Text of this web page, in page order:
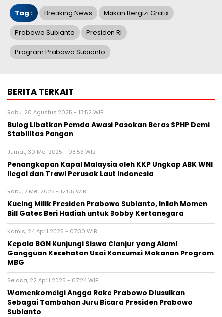
Tag : Breaking News Makan Bergizi Gratis
Prabowo Subianto Presiden RI
Program Prabowo Subianto
BERITA TERKAIT
Rabu, 20 Agustus 2025 - 13:52 WIB
Bulog Libatkan Pemda Awasi Pasokan Beras SPHP Demi
Stabilitas Pangan
Jumat, 30 Mei 2025 - 08:53 WIB
Penangkapan Kapal Malaysia oleh KKP Ungkap ABK WNI
Ilegal dan Trawl Perusak Laut Indonesia
Rabu, 7 Mei 2025 - 12:05 WIB
Kucing Milik Presiden Prabowo Subianto, Inilah Momen
Bill Gates Beri Hadiah untuk Bobby Kertanegara
Kamis, 24 April 2025 - 07:30 WIB
Kepala BGN Kunjungi Siswa Cianjur yang Alami
Gangguan Kesehatan Usai Konsumsi Makanan Program
MBG
Selasa, 22 April 2025 - 07:24 WIB
Wamenkomdigi Angga Raka Prabowo Diusulkan
Sebagai Tambahan Juru Bicara Presiden Prabowo
Subianto